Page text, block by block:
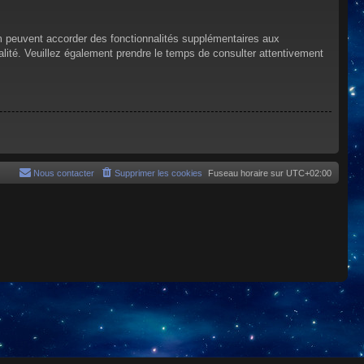
accorder des fonctionnalités supplémentaires aux
Veuillez également prendre le temps de consulter attentivement
Fuseau horaire sur UTC+02:00
Supprimer les cookies
Nous contacter